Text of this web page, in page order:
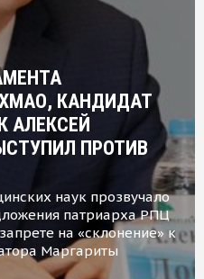
КАНДИДАТ
АЛЕКСЕЙ
ПРОТИВ
наук прозвучало
патриарха РПЦ
на «склонение» к
Маргариты